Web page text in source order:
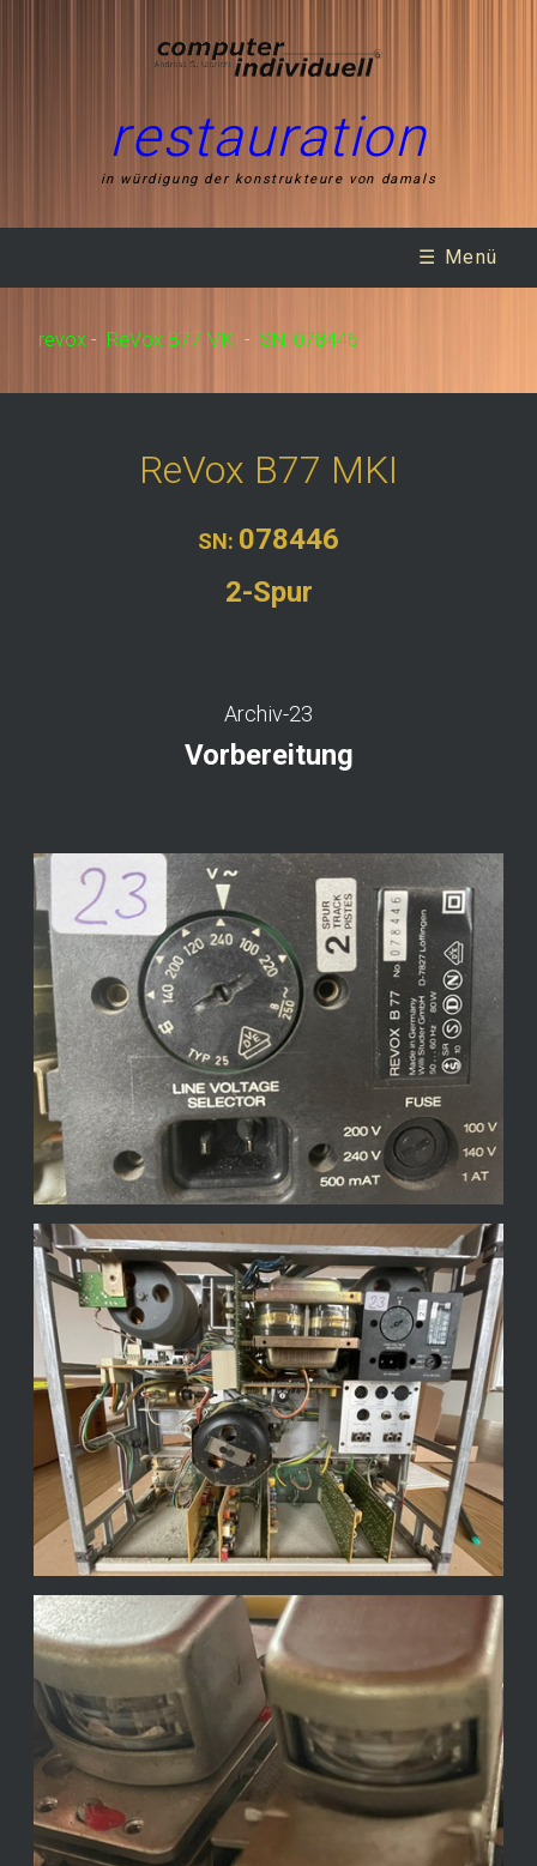
restauration
in würdigung der konstrukteure von damals
☰ Menü
revox - ReVox B77 MKI - SN: 078446
ReVox B77 MKI
SN: 078446
2-Spur
Archiv-23
Vorbereitung